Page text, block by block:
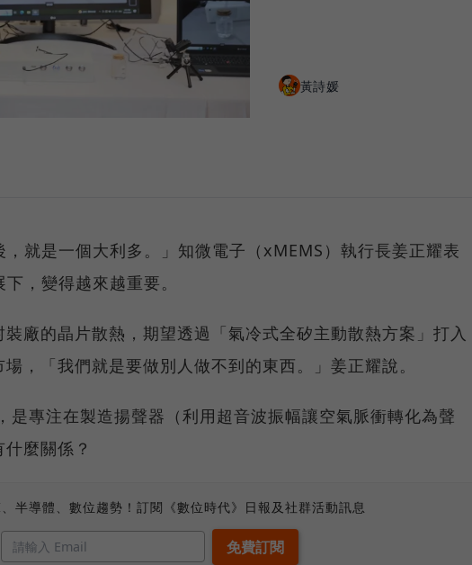
黃詩媛
，就是一個大利多。」知微電子（xMEMS）執行長姜正耀表
，變得越來越重要。
廠的晶片散熱，期望透過「氣冷式全矽主動散熱方案」打入
，「我們就是要做別人做不到的東西。」姜正耀說。
是專注在製造揚聲器（利用超音波振幅讓空氣脈衝轉化為聲
麼關係？
半導體、數位趨勢！訂閱《數位時代》日報及社群活動訊息